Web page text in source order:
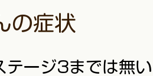
の症状
テージ3までは無